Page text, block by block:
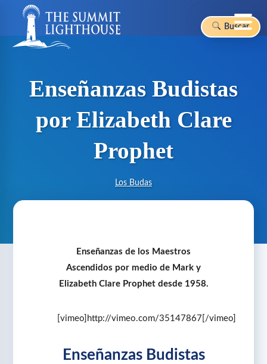
Buscar
Enseñanzas Budistas
por Elizabeth Clare
Prophet
Los Budas
Enseñanzas de los Maestros
Ascendidos por medio de Mark y
Elizabeth Clare Prophet desde 1958.
[vimeo]http://vimeo.com/35147867[/vimeo]
Enseñanzas Budistas